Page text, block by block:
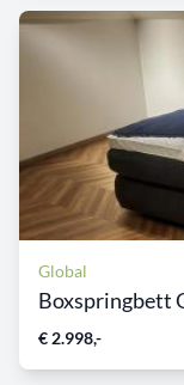
Global
Boxspringbett
€ 2.998,-